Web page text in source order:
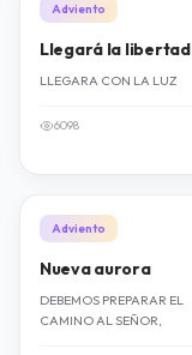
Adviento
Llegará la libertad
LLEGARA CON LA LUZ
6098
Adviento
Nueva aurora
DEBEMOS PREPARAR EL
CAMINO AL SEÑOR,